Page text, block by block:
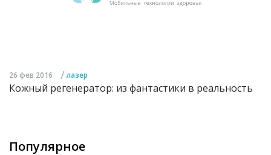
26 фев 2016 / лазер
Кожный регенератор: из фантастики в реальность
Популярное